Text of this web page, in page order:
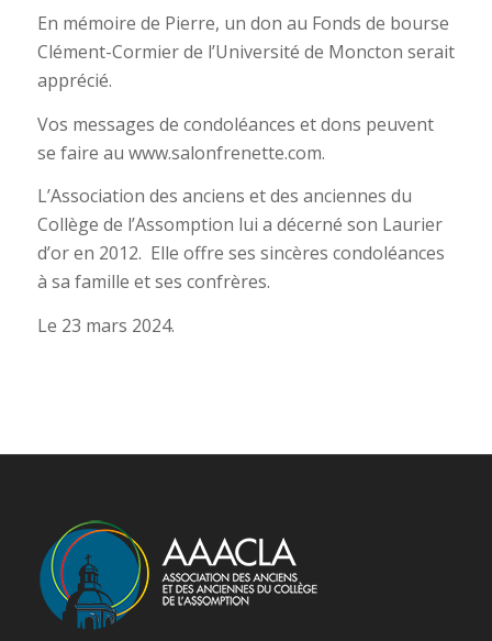
En mémoire de Pierre, un don au Fonds de bourse
Clément-Cormier de l’Université de Moncton serait
apprécié.
Vos messages de condoléances et dons peuvent
se faire au www.salonfrenette.com.
L’Association des anciens et des anciennes du
Collège de l’Assomption lui a décerné son Laurier
d’or en 2012. Elle offre ses sincères condoléances
à sa famille et ses confrères.
Le 23 mars 2024.